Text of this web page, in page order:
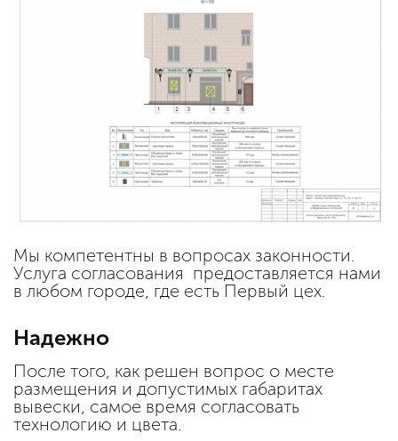
Мы компетентны в вопросах законности.
Услуга согласования предоставляется нами
в любом городе, где есть Первый цех.
Надежно
После того, как решен вопрос о месте
размещения и допустимых габаритах
вывески, самое время согласовать
технологию и цвета.